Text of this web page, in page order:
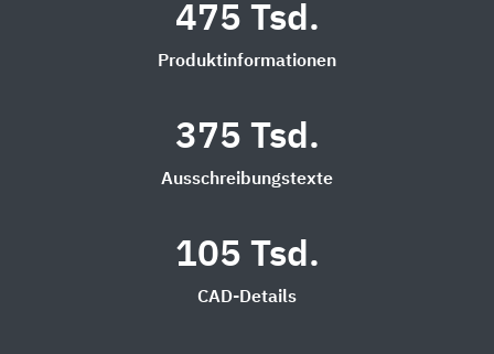
475 Tsd.
Produktinformationen
375 Tsd.
Ausschreibungstexte
105 Tsd.
CAD-Details